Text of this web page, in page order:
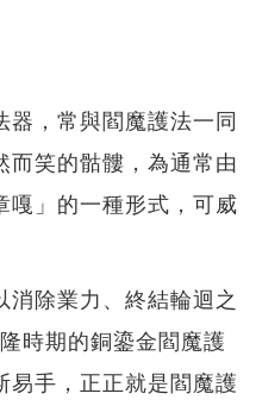
，常與閻魔護法一同
而笑的骷髏，為通常由
嘎」的一種形式，可威
除業力、終結輪迴之
時期的銅鎏金閻魔護
手，正正就是閻魔護